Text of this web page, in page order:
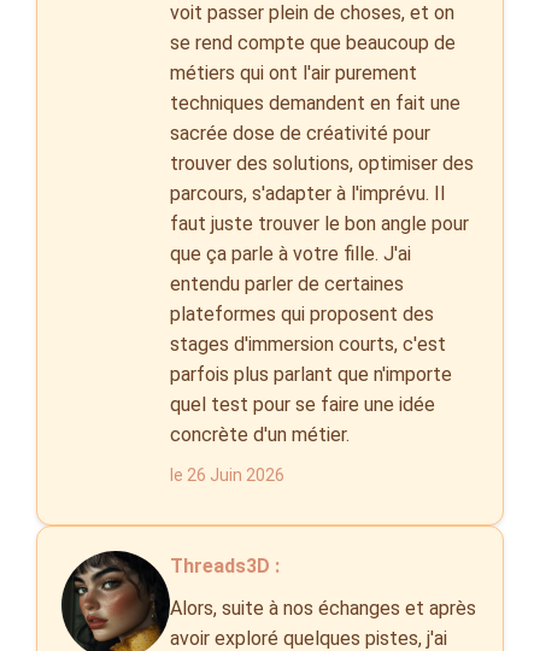
voit passer plein de choses, et on
se rend compte que beaucoup de
métiers qui ont l'air purement
techniques demandent en fait une
sacrée dose de créativité pour
trouver des solutions, optimiser des
parcours, s'adapter à l'imprévu. Il
faut juste trouver le bon angle pour
que ça parle à votre fille. J'ai
entendu parler de certaines
plateformes qui proposent des
stages d'immersion courts, c'est
parfois plus parlant que n'importe
quel test pour se faire une idée
concrète d'un métier.
le 26 Juin 2026
Threads3D :
Alors, suite à nos échanges et après
avoir exploré quelques pistes, j'ai